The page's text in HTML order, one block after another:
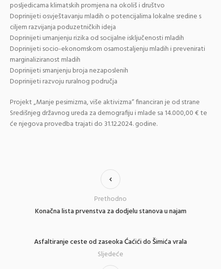
posljedicama klimatskih promjena na okoliš i društvo
Doprinijeti osvještavanju mladih o potencijalima lokalne sredine s
ciljem razvijanja poduzetničkih ideja
Doprinijeti umanjenju rizika od socijalne isključenosti mladih
Doprinijeti socio-ekonomskom osamostaljenju mladih i prevenirati
marginaliziranost mladih
Doprinijeti smanjenju broja nezaposlenih
Doprinijeti razvoju ruralnog područja
Projekt „Manje pesimizma, više aktivizma“ financiran je od strane
Središnjeg državnog ureda za demografiju i mlade sa 14.000,00 € te
će njegova provedba trajati do 31.12.2024. godine.
Konačna lista prvenstva za dodjelu stanova u najam
Prethodno
Asfaltiranje ceste od zaseoka Ćaćići do Šimića vrala
Sljedeće